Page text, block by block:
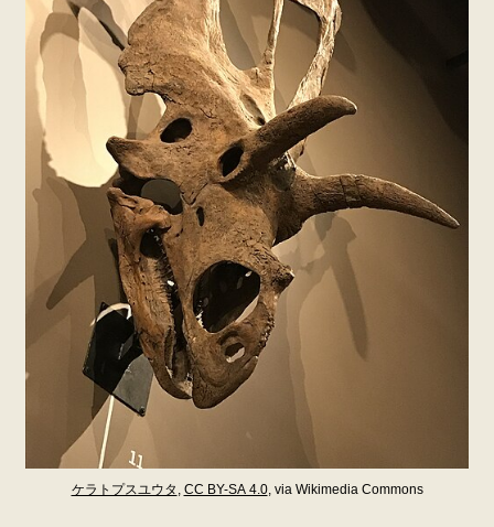
ケラトプスユウタ , CC BY-SA 4.0, via Wikimedia Commons